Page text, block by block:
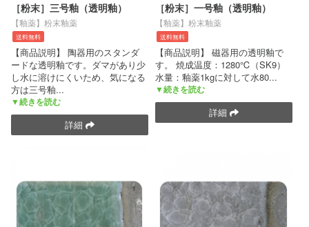
［粉末］三号釉（透明釉）
【釉薬】粉末釉薬
送料無料
【商品説明】 陶器用のスタンダ
ードな透明釉です。ダマがあり少
し水に溶けにくいため、気になる
方は三号釉...
▼続きを読む
詳細
［粉末］一号釉（透明釉）
【釉薬】粉末釉薬
送料無料
【商品説明】 磁器用の透明釉で
す。 焼成温度：1280℃（SK9）
水量：釉薬1kgに対して水80...
▼続きを読む
詳細